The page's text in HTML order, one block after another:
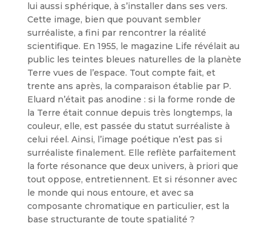
lui aussi sphérique, à s’installer dans ses vers.
Cette image, bien que pouvant sembler
surréaliste, a fini par rencontrer la réalité
scientifique. En 1955, le magazine Life révélait au
public les teintes bleues naturelles de la planète
Terre vues de l’espace. Tout compte fait, et
trente ans après, la comparaison établie par P.
Eluard n’était pas anodine : si la forme ronde de
la Terre était connue depuis très longtemps, la
couleur, elle, est passée du statut surréaliste à
celui réel. Ainsi, l’image poétique n’est pas si
surréaliste finalement. Elle reflète parfaitement
la forte résonance que deux univers, à priori que
tout oppose, entretiennent. Et si résonner avec
le monde qui nous entoure, et avec sa
composante chromatique en particulier, est la
base structurante de toute spatialité ?